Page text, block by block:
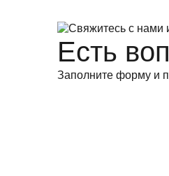
Есть
Заполните форму и